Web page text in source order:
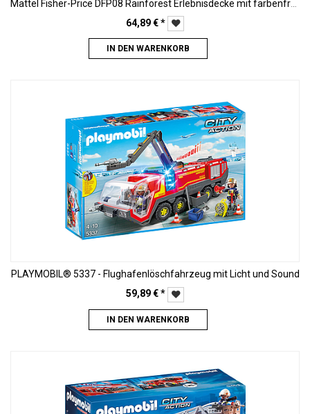
64,89€*
IN DEN WARENKORB
PLAYMOBIL® 5337 - Flughafenlöschfahrzeug mit Licht und Sound
59,89€*
IN DEN WARENKORB